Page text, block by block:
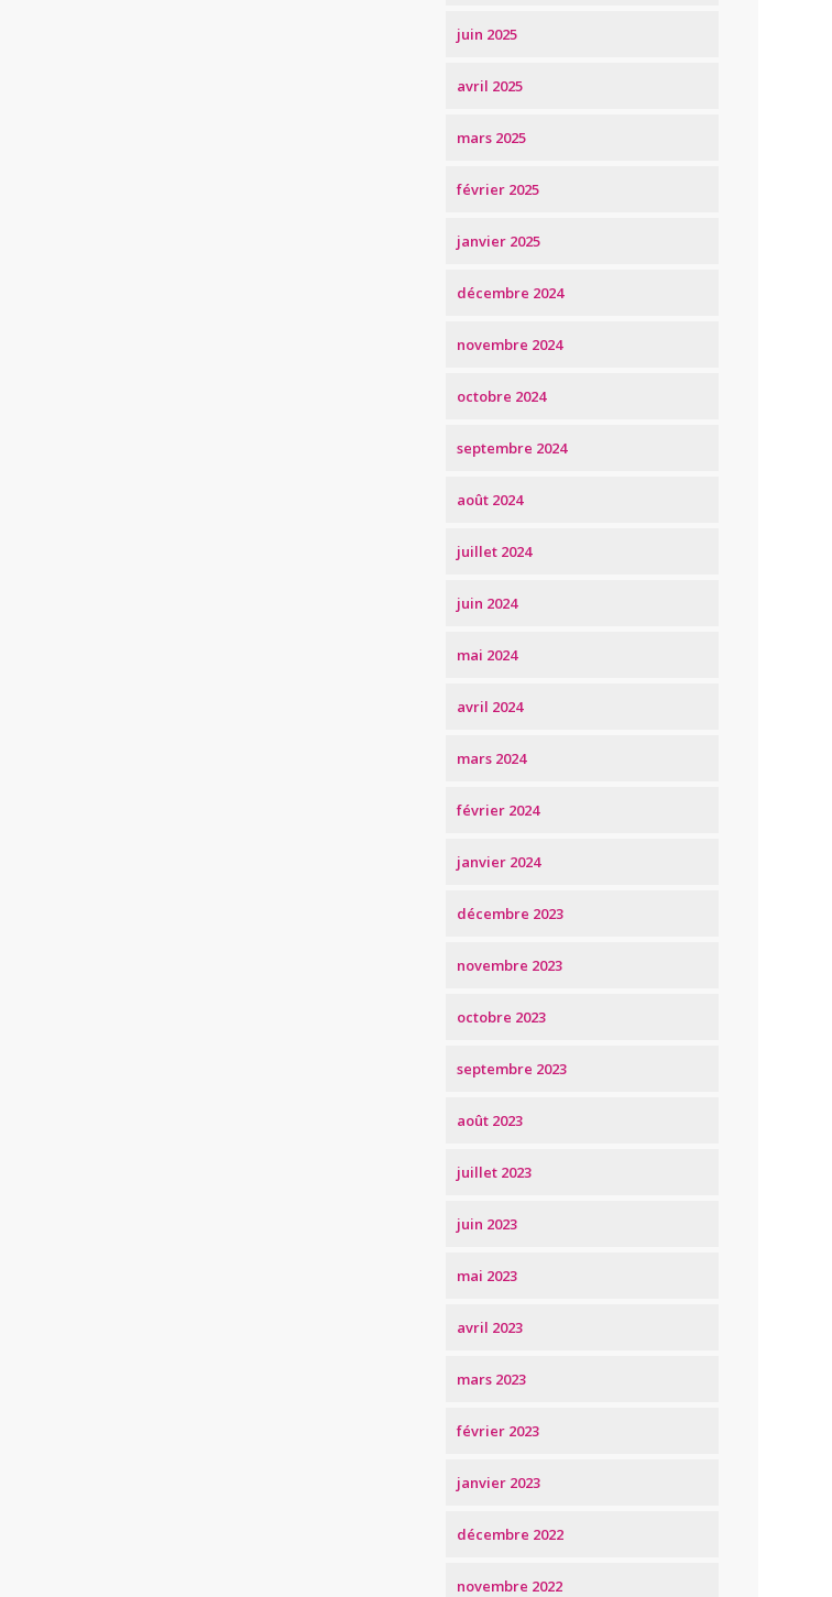
juin 2025
avril 2025
mars 2025
février 2025
janvier 2025
décembre 2024
novembre 2024
octobre 2024
septembre 2024
août 2024
juillet 2024
juin 2024
mai 2024
avril 2024
mars 2024
février 2024
janvier 2024
décembre 2023
novembre 2023
octobre 2023
septembre 2023
août 2023
juillet 2023
juin 2023
mai 2023
avril 2023
mars 2023
février 2023
janvier 2023
décembre 2022
novembre 2022